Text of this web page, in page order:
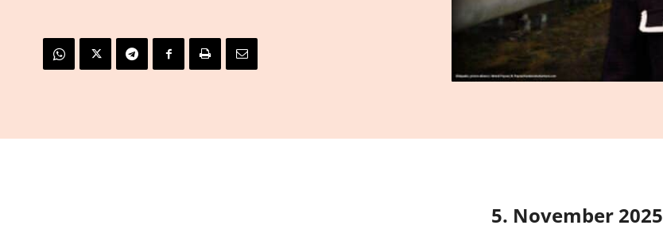
5. November 2025